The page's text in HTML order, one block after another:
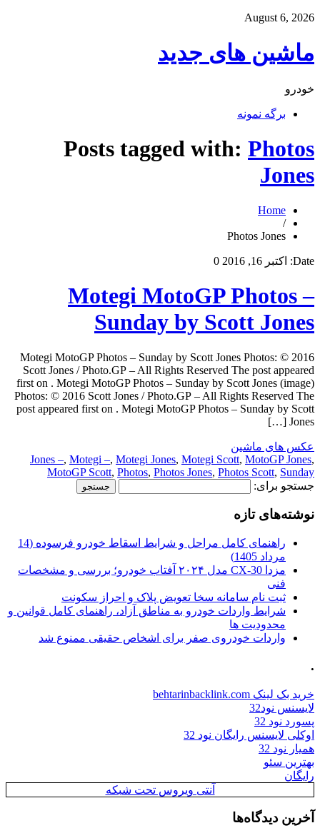
August 6, 2026
ماشین های جدید
خودرو
برگه نمونه
Posts tagged with: Photos
Jones
Home
/
Photos Jones
Date: اکتبر 16, 2016 0
Motegi MotoGP Photos –
Sunday by Scott Jones
Motegi MotoGP Photos – Sunday by Scott Jones Photos: © 2016
Scott Jones / Photo.GP – All Rights Reserved The post appeared
first on . Motegi MotoGP Photos – Sunday by Scott Jones (image)
Photos: © 2016 Scott Jones / Photo.GP – All Rights Reserved The
post appeared first on . Motegi MotoGP Photos – Sunday by Scott
Jones […]
عکس های ماشین
Jones –, Motegi –, Motegi Jones, Motegi Scott, MotoGP Jones,
MotoGP Scott, Photos, Photos Jones, Photos Scott, Sunday
جستجو برای:
نوشته‌های تازه
راهنمای کامل مراحل و شرایط اسقاط خودرو فرسوده (14
مرداد 1405)
مزدا CX-30 مدل ۲۰۲۴ آفتاب خودرو؛ بررسی و مشخصات
فنی
ثبت نام سامانه سخا تعویض پلاک و احراز سکونت
شرایط واردات خودرو به مناطق آزاد، راهنمای کامل قوانین و
محدودیت ها
واردات خودروی صفر برای اشخاص حقیقی ممنوع شد
.
خرید بک لینک behtarinbacklink.com
لایسنس نود32
پسورد نود 32
اوکلی لایسنس رایگان نود 32
همیار نود 32
بهترین سئو
رایگان
آنتی ویروس تحت شبکه
آخرین دیدگاه‌ها